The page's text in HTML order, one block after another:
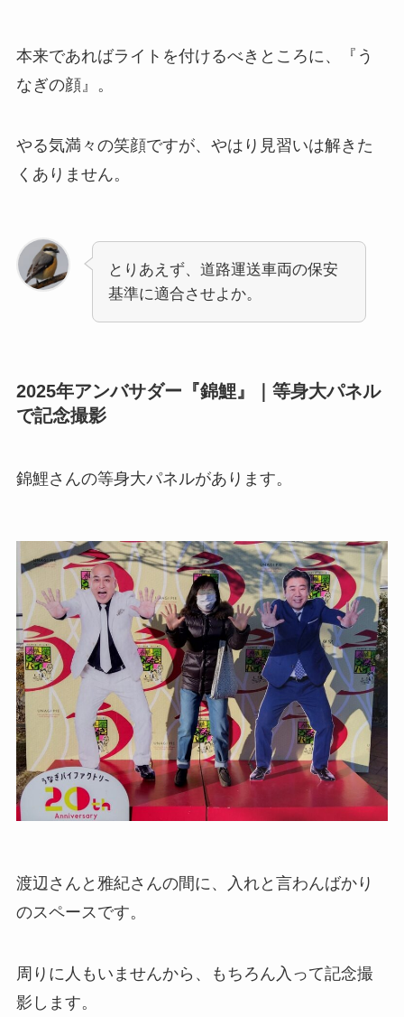
本来であればライトを付けるべきところに、『う
なぎの顔』。
やる気満々の笑顔ですが、やはり見習いは解きた
くありません。
とりあえず、道路運送車両の保安
基準に適合させよか。
2025年アンバサダー『錦鯉』｜等身大パネル
で記念撮影
錦鯉さんの等身大パネルがあります。
渡辺さんと雅紀さんの間に、入れと言わんばかり
のスペースです。
周りに人もいませんから、もちろん入って記念撮
影します。